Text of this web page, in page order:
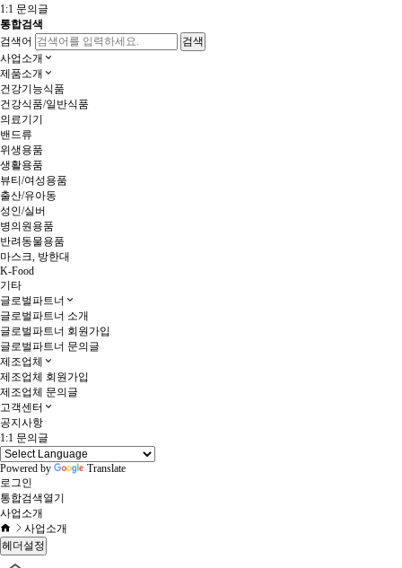
1:1 문의글
통합검색
검색어
사업소개
제품소개
건강기능식품
건강식품/일반식품
의료기기
밴드류
위생용품
생활용품
뷰티/여성용품
출산/유아동
성인/실버
병의원용품
반려동물용품
마스크, 방한대
K-Food
기타
글로벌파트너
글로벌파트너 소개
글로벌파트너 회원가입
글로벌파트너 문의글
제조업체
제조업체 회원가입
제조업체 문의글
고객센터
공지사항
1:1 문의글
Powered by
Translate
로그인
통합검색열기
사업소개
사업소개
헤더설정